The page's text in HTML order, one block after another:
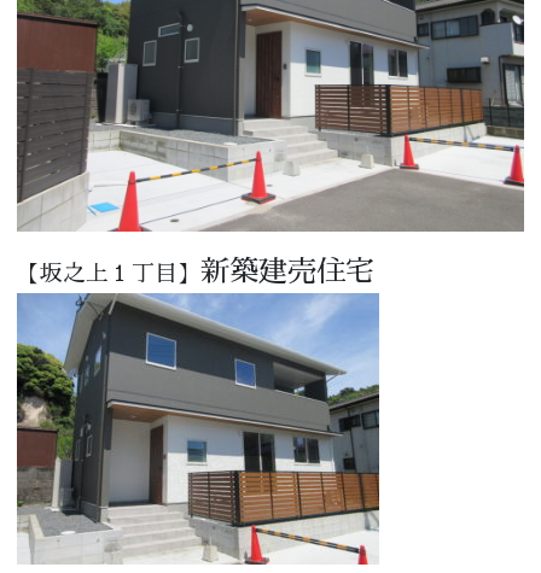
【坂之上１丁目】新築建売住宅